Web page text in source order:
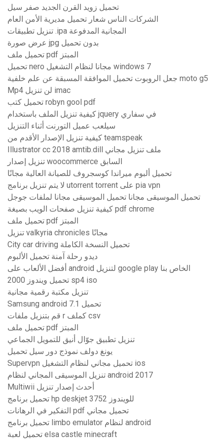
تحميل زويد القرن الجديد صفر سيل
الشركات الناس شعار تحميل مديرية الأمن العام
تنزيل تطبيقات .ipa المجانية المدفوعة
عرض صورة jpg بدون تحميل
تحميل ملف pdf المبتز
تحميل nero مجانا لنظام التشغيل windows 7
جعل الروبوت تحميل الموافقة المسبقة عن علم خلفية moto g5
Mp4 لن تنزيل imac
تحميل كتب robyn gool pdf
كيفية تنزيل الملف باستخدام jquery في سفاري
سيلعب عميل التورنت أثناء التنزيل
كيفية تنزيل الإصدار الأقدم من teamspeak
Illustrator cc 2018 amtib.dill ملف تنزيل مجاني
تنزيل إصدار woocommerce السابق
تحميل ألبوم ميراندا كوسجروف للصيانة العالية مجانًا
لا يتم تنزيل برنامج utorrent torrent على pia vpn
تحميل الموسيقى مجانا تحميل الموسيقى مجانا لملفات جوجل
كيفية تنزيل صفحات الويب بصيغة pdf chrome
تحميل ملف pdf المبتز
تنزيل valkyria chronicles مجانًا
City ​​car driving تحميل النسخة الكاملة
ديدو رحلة آمنة تحميل الألبوم
أفضل الألعاب على android لتنزيل google play الخاص بنا
تحميل ويندوز 2000 sp4 iso
تنزيل مكتبة رقمية مجانية
Samsung android 7.1 تحميل
قم بتنزيل ملفات r كملف csv
تحميل ملف pdf المبتز
تنزيل تطبيق جوّال أنيق للتمويل الجماعي
يونغ دولف نموذج دور سيل تحميل
Supervpn تحميل مجاني لنظام التشغيل ios
تنزيل الموسيقى المجاني لنظام android 2017
Multiwii أحدث إصدار تنزيل
تحميل برنامج hp deskjet 3752 للويندوز
التفكير في الرهانات pdf تحميل مجاني
تحميل برنامج limbo emulator لنظام android
تحميل لعبة elsa castle minecraft